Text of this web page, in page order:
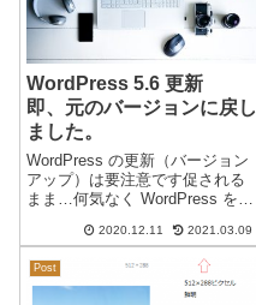
WordPress 5.6 更新
即、元のバージョンに戻し
ました。
WordPress の更新（バージョン
アップ）は要注意です促される
まま…何気なく WordPress を
画面が・・・びっくり！即、元
のバージョンに戻しました。
WordPress をダウングレードす
2020.12.11 2021.03.09
Post